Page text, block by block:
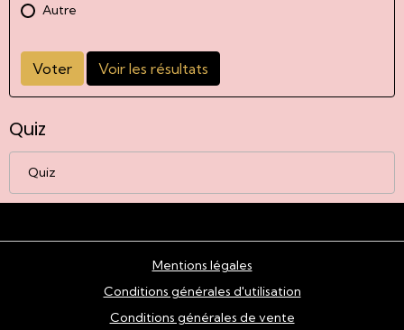
Autre
Voter Voir les résultats
Quiz
Quiz
Mentions légales
Conditions générales d'utilisation
Conditions générales de vente